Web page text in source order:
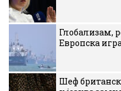
Глобализам,
Европска
Шеф